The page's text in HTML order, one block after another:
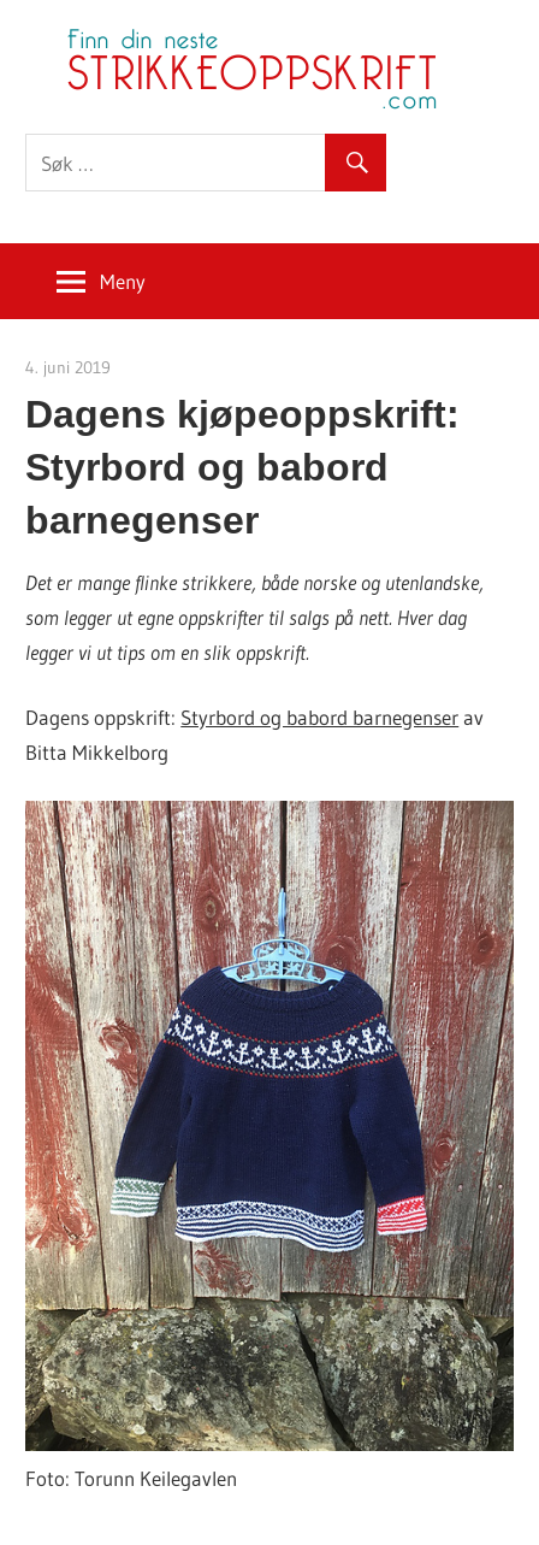
Meny
4. juni 2019
Dagens kjøpeoppskrift:
Styrbord og babord
barnegenser
Det er mange flinke strikkere, både norske og utenlandske,
som legger ut egne oppskrifter til salgs på nett. Hver dag
legger vi ut tips om en slik oppskrift.
Dagens oppskrift: Styrbord og babord barnegenserav
Bitta Mikkelborg
Foto: Torunn Keilegavlen